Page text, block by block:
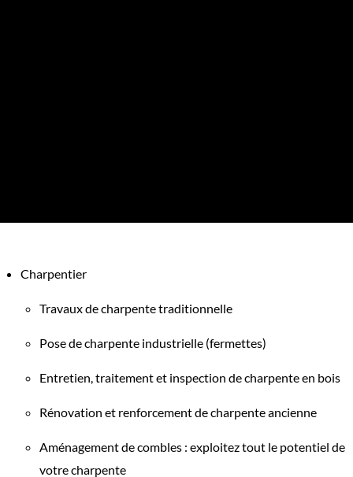
Charpentier
Travaux de charpente traditionnelle
Pose de charpente industrielle (fermettes)
Entretien, traitement et inspection de charpente en bois
Rénovation et renforcement de charpente ancienne
Aménagement de combles : exploitez tout le potentiel de
votre charpente